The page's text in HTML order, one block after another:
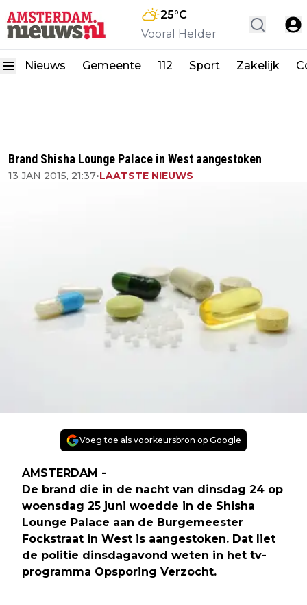
25°C
Vooral Helder
Nieuws Gemeente 112 Sport Zakelijk
Brand Shisha Lounge Palace in West aangestoken
13 JAN 2015, 21:37•LAATSTE NIEUWS
Voeg toe als voorkeursbron op Google
AMSTERDAM -
De brand die in de nacht van dinsdag 24 op
woensdag 25 juni woedde in de Shisha
Lounge Palace aan de Burgemeester
Fockstraat in West is aangestoken. Dat liet
de politie dinsdagavond weten in het tv-
programma Opsporing Verzocht.